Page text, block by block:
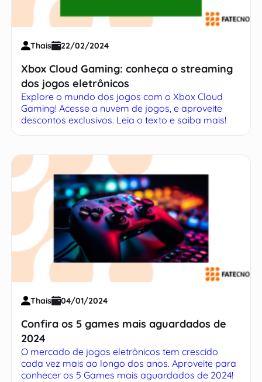
Thais 22/02/2024
Xbox Cloud Gaming: conheça o streaming
dos jogos eletrônicos
Explore o mundo dos jogos com o Xbox Cloud
Gaming! Acesse a nuvem de jogos, e aproveite
descontos exclusivos. Leia o texto e saiba mais!
Thais 04/01/2024
Confira os 5 games mais aguardados de
2024
O mercado de jogos eletrônicos tem crescido
cada vez mais ao longo dos anos. Aproveite para
conhecer os 5 Games mais aguardados de 2024!